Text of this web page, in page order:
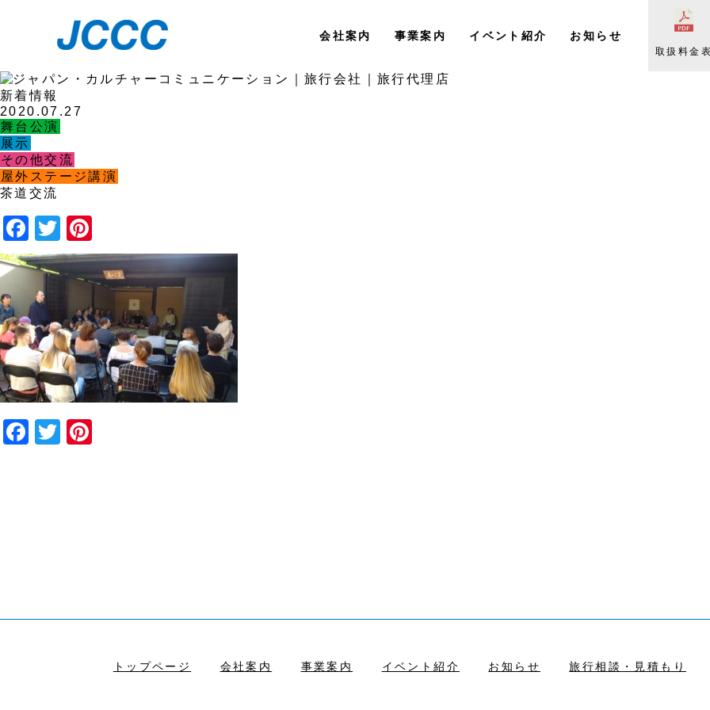
会社案内 事業案内 イベント紹介 お知らせ
取扱料金表
新着情報
2020.07.27
舞台公演
展示
その他交流
屋外ステージ講演
茶道交流
Facebook
Twitter
Facebook
Twitter
トップページ 会社案内 事業案内 イベント紹介 お知らせ 旅行相談・見積もり